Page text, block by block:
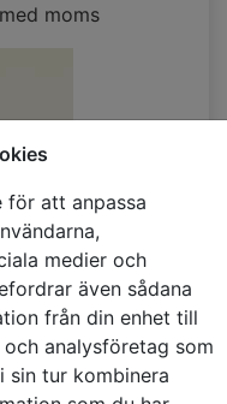
för att anpassa
medier och
även sådana
från din enhet till
analysföretag som
sin tur kombinera
moms
PVC
50mm
moms